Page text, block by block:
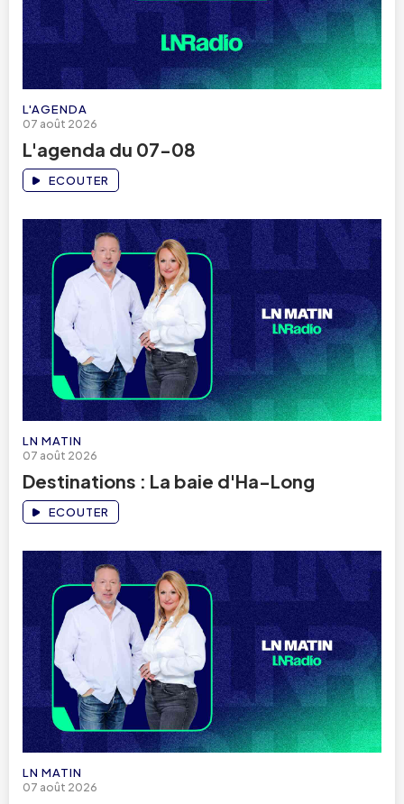
L'AGENDA
07 août 2026
L'agenda du 07-08
ECOUTER
LN MATIN
07 août 2026
Destinations : La baie d'Ha-Long
ECOUTER
LN MATIN
07 août 2026